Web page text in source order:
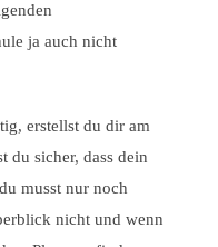
ja auch nicht
erstellst du dir am
du sicher, dass dein
musst nur noch
nicht und wenn